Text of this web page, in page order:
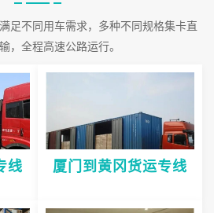
足不同用车需求，多种不同规格集卡直
，全程高速公路运行。
线 厦门到黄冈货运专线